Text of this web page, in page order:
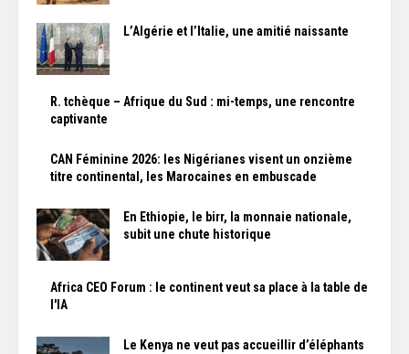
L’Algérie et l’Italie, une amitié naissante
R. tchèque – Afrique du Sud : mi-temps, une rencontre
captivante
CAN Féminine 2026: les Nigérianes visent un onzième
titre continental, les Marocaines en embuscade
En Ethiopie, le birr, la monnaie nationale,
subit une chute historique
Africa CEO Forum : le continent veut sa place à la table de
l'IA
Le Kenya ne veut pas accueillir d’éléphants